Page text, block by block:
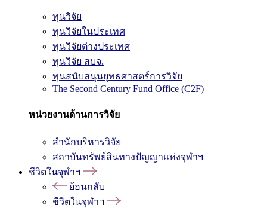
ทุนวิจัย
ทุนวิจัยในประเทศ
ทุนวิจัยต่างประเทศ
ทุนวิจัย สบจ.
ทุนสนับสนุนยุทธศาสตร์การวิจัย
The Second Century Fund Office (C2F)
หน่วยงานด้านการวิจัย
สำนักบริหารวิจัย
สถาบันทรัพย์สินทางปัญญาแห่งจุฬาฯ
ชีวิตในจุฬาฯ
ย้อนกลับ
ชีวิตในจุฬาฯ